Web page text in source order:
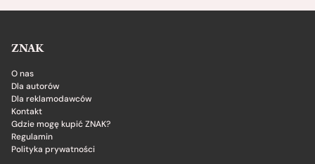
ZNAK
O nas
Dla autorów
Dla reklamodawców
Kontakt
Gdzie mogę kupić ZNAK?
Regulamin
Polityka prywatności